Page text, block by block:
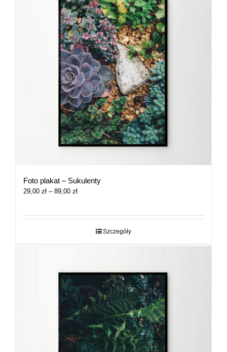
Foto plakat – Sukulenty
29,00 zł – 89,00 złZakres
29,00 zł
Szczegóły